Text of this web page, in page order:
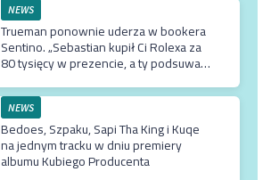
NEWS
Trueman ponownie uderza w bookera
Sentino. „Sebastian kupił Ci Rolexa za
80 tysięcy w prezencie, a ty podsuwasz
NEWS
Bedoes, Szpaku, Sapi Tha King i Kuqe
na jednym tracku w dniu premiery
albumu Kubiego Producenta